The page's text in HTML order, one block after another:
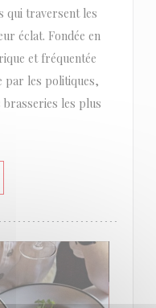
qui traversent les
éclat. Fondée en
et fréquentée
par les politiques,
brasseries les plus
UNE NOUVELLE